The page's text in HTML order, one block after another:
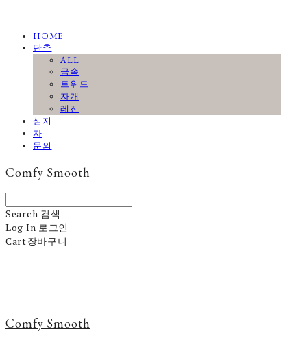
HOME
단추
ALL
금속
트위드
자개
레진
심지
자
문의
Comfy Smooth
Search 검색
Log In 로그인
Cart장바구니
Comfy Smooth